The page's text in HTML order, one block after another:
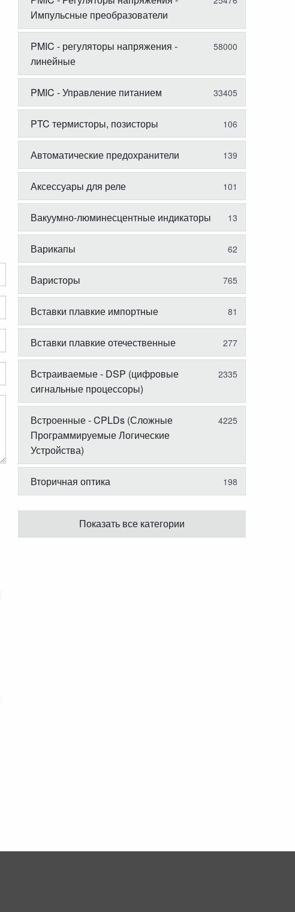
Импульсные преобразователи
PMIC - регуляторы напряжения -
линейные
58000
PMIC - Управление питанием 33405
PTC термисторы, позисторы 106
Автоматические предохранители 139
Аксессуары для реле 101
Вакуумно-люминесцентные индикаторы 13
Варикапы 62
Варисторы 765
Вставки плавкие импортные 81
Вставки плавкие отечественные 277
Встраиваемые - DSP (цифровые
сигнальные процессоры)
2335
Встроенные - CPLDs (Сложные
Программируемые Логические
Устройства)
4225
Вторичная оптика 198
Показать все категории